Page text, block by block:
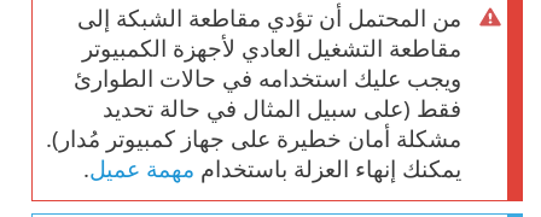
من المحتمل أن تؤدي مقاطعة الشبكة إلى
مقاطعة التشغيل العادي لأجهزة الكمبيوتر
ويجب عليك استخدامه في حالات الطوارئ
فقط (على سبيل المثال في حالة تحديد
مشكلة أمان خطيرة على جهاز كمبيوتر مُدار).
يمكنك إنهاء العزلة باستخدام مهمة عميل.